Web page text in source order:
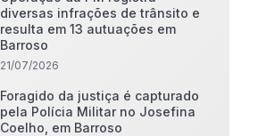
diversas infrações de trânsito e
resulta em 13 autuações em
Barroso
21/07/2026
Foragido da justiça é capturado
pela Polícia Militar no Josefina
Coelho, em Barroso